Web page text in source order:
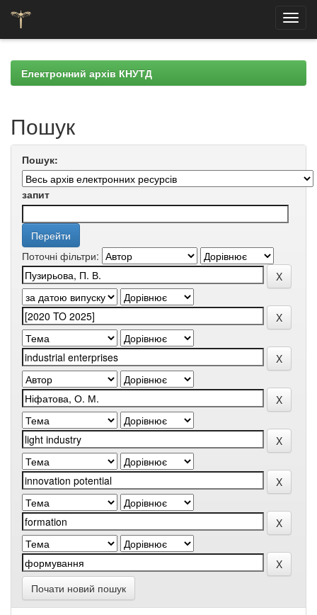
navigationЕлектронний архів КНУТД
Пошук
Пошук:
запит
Поточні фільтри:
Почати новий пошук